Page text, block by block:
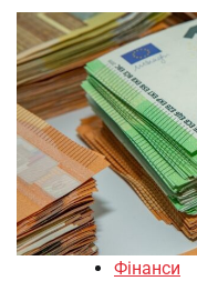
Фінанси